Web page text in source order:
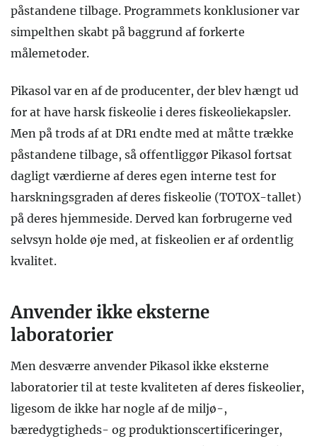
påstandene tilbage. Programmets konklusioner var
simpelthen skabt på baggrund af forkerte
målemetoder.
Pikasol var en af de producenter, der blev hængt ud
for at have harsk fiskeolie i deres fiskeoliekapsler.
Men på trods af at DR1 endte med at måtte trække
påstandene tilbage, så offentliggør Pikasol fortsat
dagligt værdierne af deres egen interne test for
harskningsgraden af deres fiskeolie (TOTOX-tallet)
på deres hjemmeside. Derved kan forbrugerne ved
selvsyn holde øje med, at fiskeolien er af ordentlig
kvalitet.
Anvender ikke eksterne
laboratorier
Men desværre anvender Pikasol ikke eksterne
laboratorier til at teste kvaliteten af deres fiskeolier,
ligesom de ikke har nogle af de miljø-,
bæredygtigheds- og produktionscertificeringer,